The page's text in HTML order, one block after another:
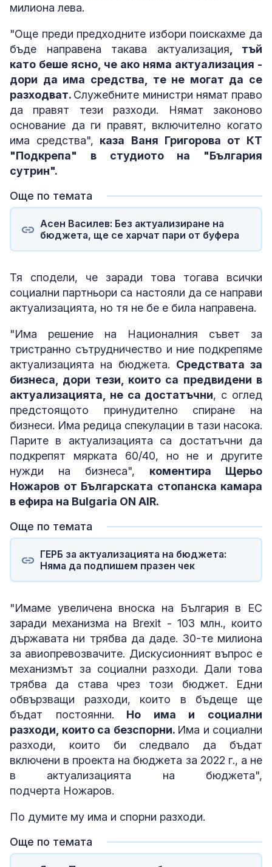
милиона лева.
"Още преди предходните избори поискахме да
бъде направена такава актуализация , тъй
като беше ясно, че ако няма актуализация -
дори да има средства, те не могат да се
разходват. Служебните министри нямат право
да правят тези разходи. Нямат законово
основание да ги правят, включително когато
има средства", каза Ваня Григорова от КТ
"Подкрепа" в студиото на "България
сутрин".
Още по темата
Асен Василев: Без актуализиране на
бюджета, ще се харчат пари от буфера
Тя сподели, че заради това тогава всички
социални партньори са настояли да се направи
актуализацията, но тя не бе е била направена.
"Има решение на Националния съвет за
тристранно сътрудничество и ние подкрепяме
актуализацията на бюджета. Средствата за
бизнеса, дори тези, които са предвидени в
актуализацията, не са достатъчни, с оглед
предстоящото принудително спиране на
бизнеси. Има редица спекулации в тази насока.
Парите в актуализацията са достатъчни да
подкрепят мярката 60/40, но не и другите
нужди на бизнеса", коментира Щерьо
Ножаров от Българската стопанска камара
в ефира на Bulgaria ON AIR.
Още по темата
ГЕРБ за актуализацията на бюджета:
Няма да подпишем празен чек
"Имаме увеличена вноска на България в ЕС
заради механизма на Brexit - 103 млн., които
държавата ни трябва да даде. 30-те милиона
за авиопревозвачите. Дискусионният въпрос е
механизмът за социални разходи. Дали това
трябва да става чрез този бюджет. Едни
обвързващи разходи, които в бъдеще ще
бъдат постоянни. Но има и социални
разходи, които са безспорни. Има и социални
разходи, които би следвало да бъдат
включени в проекта на бюджета за 2022 г., а не
в актуализацията на бюджета",
подчерта Ножаров.
По думите му има и спорни разходи.
Още по темата